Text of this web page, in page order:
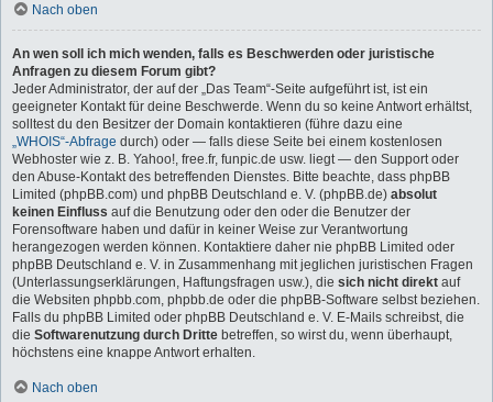
Nach oben
An wen soll ich mich wenden, falls es Beschwerden oder juristische
Anfragen zu diesem Forum gibt?
Jeder Administrator, der auf der „Das Team“-Seite aufgeführt ist, ist ein
geeigneter Kontakt für deine Beschwerde. Wenn du so keine Antwort erhältst,
solltest du den Besitzer der Domain kontaktieren (führe dazu eine
„WHOIS“-Abfrage durch) oder — falls diese Seite bei einem kostenlosen
Webhoster wie z. B. Yahoo!, free.fr, funpic.de usw. liegt — den Support oder
den Abuse-Kontakt des betreffenden Dienstes. Bitte beachte, dass phpBB
Limited (phpBB.com) und phpBB Deutschland e. V. (phpBB.de) absolut
keinen Einfluss auf die Benutzung oder den oder die Benutzer der
Forensoftware haben und dafür in keiner Weise zur Verantwortung
herangezogen werden können. Kontaktiere daher nie phpBB Limited oder
phpBB Deutschland e. V. in Zusammenhang mit jeglichen juristischen Fragen
(Unterlassungserklärungen, Haftungsfragen usw.), die sich nicht direkt auf
die Websiten phpbb.com, phpbb.de oder die phpBB-Software selbst beziehen.
Falls du phpBB Limited oder phpBB Deutschland e. V. E-Mails schreibst, die
die Softwarenutzung durch Dritte betreffen, so wirst du, wenn überhaupt,
höchstens eine knappe Antwort erhalten.
Nach oben